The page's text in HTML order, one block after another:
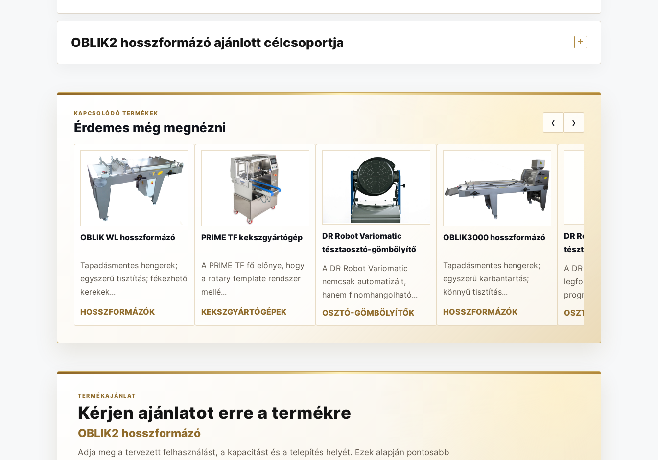
OBLIK2 hosszformázó ajánlott célcsoportja
KAPCSOLÓDÓ TERMÉKEK
Érdemes még megnézni ‹ ›
OBLIK WL hosszformázó
Tapadásmentes hengerek;
egyszerű tisztítás; fékezhető
kerekek...
HOSSZFORMÁZÓK
PRIME TF kekszgyártógép
A PRIME TF fő előnye, hogy
a rotary template rendszer
mellé...
KEKSZGYÁRTÓGÉPEK
DR Robot Variomatic
tésztaosztó-gömbölyítő
A DR Robot Variomatic
nemcsak automatizált,
hanem finomhangolható...
OSZTÓ-GÖMBÖLYÍTŐK
OBLIK3000 hosszformázó
Tapadásmentes hengerek;
egyszerű karbantartás;
könnyű tisztítás...
HOSSZFORMÁZÓK
DR Robot Automatic
tésztaosztó-gömbölyítő
A DR Robot Automatic
legfontosabb előnye a 10
programmemória...
OSZTÓ-GÖMBÖLYÍTŐK
TERMÉKAJÁNLAT
Kérjen ajánlatot erre a termékre
OBLIK2 hosszformázó
Adja meg a tervezett felhasználást, a kapacitást és a telepítés helyét. Ezek alapján pontosabb